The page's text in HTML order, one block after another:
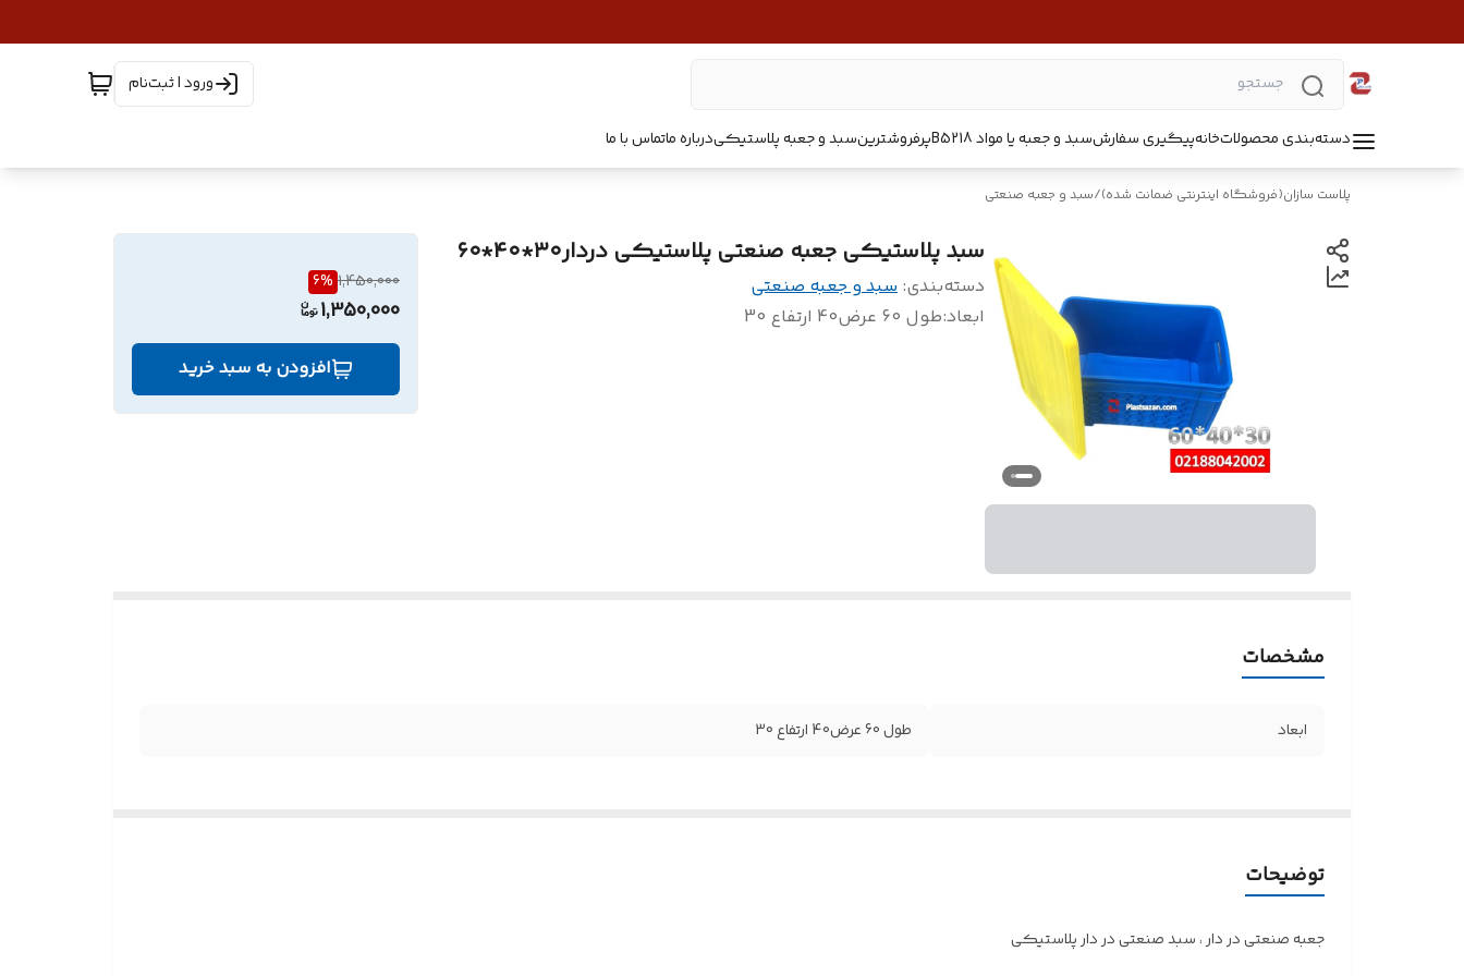
ورود | ثبت‌نام
دسته‌بندی محصولاتخانهپیگیری سفارشسبد و جعبه یا مواد B5218 پرفروشترینسبد و جعبه پلاستیکیدرباره ماتماس با ما
پلاست سازان(فروشگاه اینترنتی ضمانت شده)/سبد و جعبه صنعتی
سبد پلاستیکی جعبه صنعتی پلاستیکی دردار۳۰*۴۰*۶۰
دسته‌بندی: سبد و جعبه صنعتی
ابعاد:طول 60 عرض40 ارتفاع 30
1,450,000
6%
1,350,000
افزودن به سبد خرید
مشخصات
ابعاد طول 60 عرض40 ارتفاع 30
توضیحات
جعبه صنعتی در دار ، سبد صنعتی در دار پلاستیکی